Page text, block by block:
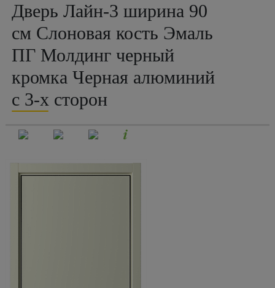
Дверь Лайн-3 ширина 90
см Слоновая кость Эмаль
ПГ Молдинг черный
кромка Черная алюминий
с 3-х сторон